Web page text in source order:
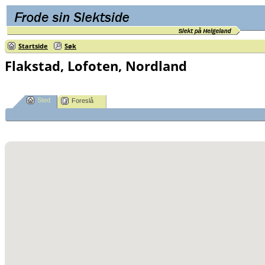
Startside Søk
Flakstad, Lofoten, Nordland
Sted Foreslå